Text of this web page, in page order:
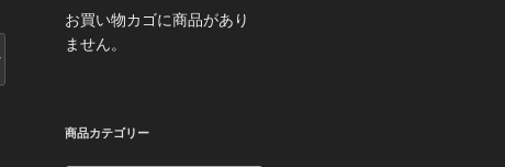
お買い物カゴに商品があり
ません。
商品カテゴリー